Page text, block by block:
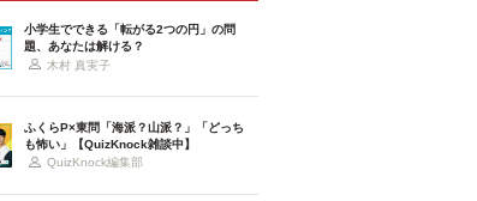
小学生でできる「転がる2つの円」の問
題、あなたは解ける？
木村 真実子
ふくらP×東問「海派？山派？」「どっち
も怖い」【QuizKnock雑談中】
QuizKnock編集部